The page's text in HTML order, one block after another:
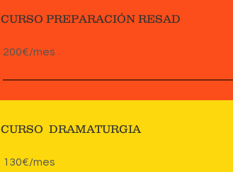
CURSO PREPARACIÓN RESAD
200€/mes
CURSO DRAMATURGIA
130€/mes